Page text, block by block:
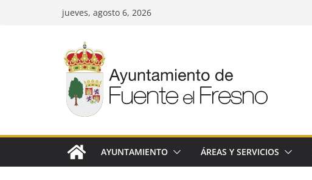
jueves, agosto 6, 2026
AYUNTAMIENTO ÁREAS Y SERVICIOS